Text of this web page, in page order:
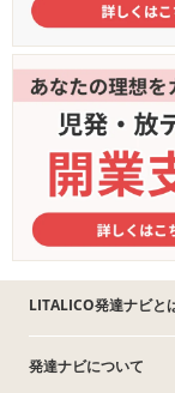
LITALICO発達ナビと
発達ナビについて